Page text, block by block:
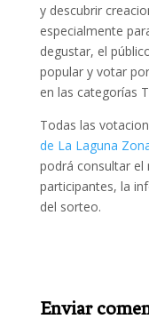
y descubrir
especialmente
degustar, el
popular y votar
en las categorías
Todas las
de La Laguna
podrá consultar el
participantes, la
del sorteo.
Enviar